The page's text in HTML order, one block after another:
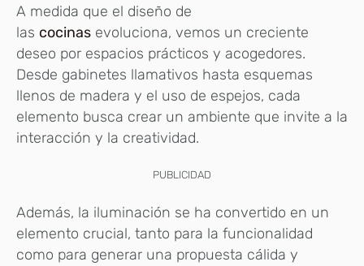
A medida que el diseño de
las cocinas evoluciona, vemos un creciente
deseo por espacios prácticos y acogedores.
Desde gabinetes llamativos hasta esquemas
llenos de madera y el uso de espejos, cada
elemento busca crear un ambiente que invite a la
interacción y la creatividad.
PUBLICIDAD
Además, la iluminación se ha convertido en un
elemento crucial, tanto para la funcionalidad
como para generar una propuesta cálida y